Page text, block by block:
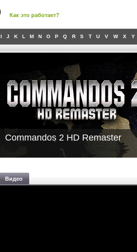
Как это работает?
I J K L M N O P Q R S T U V W X Y
Commandos 2 HD Remaster
Видео